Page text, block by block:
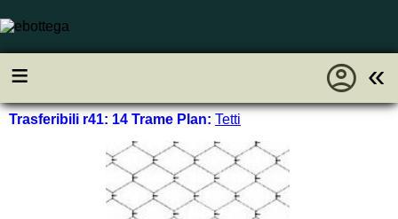
≡ «
account_circle
Trasferibili r41: 14 Trame Plan: Tetti